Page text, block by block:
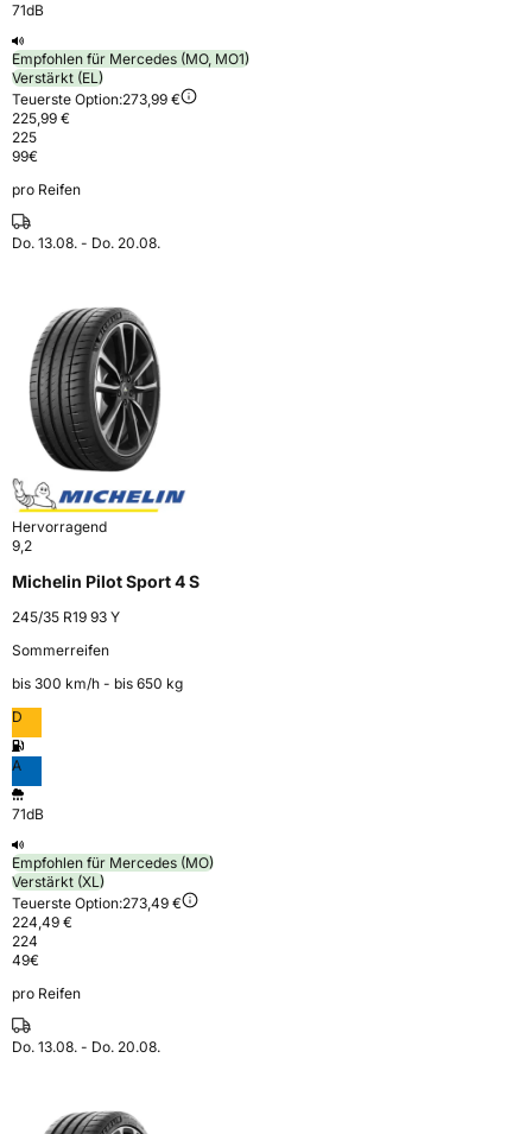
71dB
Empfohlen für Mercedes (MO, MO1)
Verstärkt (EL)
Teuerste Option:273,99 €
225,99 €
225
99€
pro Reifen
Do. 13.08. - Do. 20.08.
Hervorragend
9,2
Michelin Pilot Sport 4 S
245/35 R19 93 Y
Sommerreifen
bis 300 km⁠/⁠h - bis 650 kg
D
A
71dB
Empfohlen für Mercedes (MO)
Verstärkt (XL)
Teuerste Option:273,49 €
224,49 €
224
49€
pro Reifen
Do. 13.08. - Do. 20.08.